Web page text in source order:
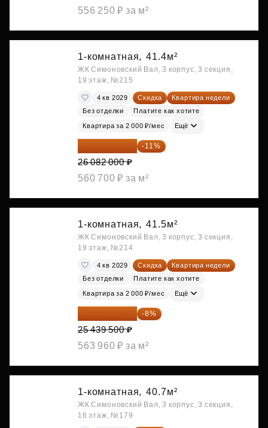
556 250 ₽ за м²
1-комнатная, 41.4м²
ЖК Симоновский Вал, 3 корпус, 3 секция,
19 этаж, №215
4 кв 2029 Скидка
Квартира недели
Без отделки
Платите как хотите
Квартира за 2 000 ₽/мес Ещё
23 212 980 ₽ -11%
26 082 000 ₽
560 700 ₽ за м²
1-комнатная, 41.5м²
ЖК Симоновский Вал, 3 корпус, 3 секция,
19 этаж, №214
4 кв 2029 Скидка
Квартира недели
Без отделки
Платите как хотите
Квартира за 2 000 ₽/мес Ещё
23 404 340 ₽ -8%
25 439 500 ₽
563 960 ₽ за м²
1-комнатная, 40.7м²
ЖК Симоновский Вал, 3 корпус, 3 секция,
16 этаж, №179